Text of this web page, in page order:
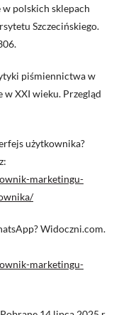
polskich sklepach
Szczecińskiego.
piśmiennictwa w
XXI wieku. Przegląd
użytkownika?
marketingu-
Widoczni.com.
marketingu-